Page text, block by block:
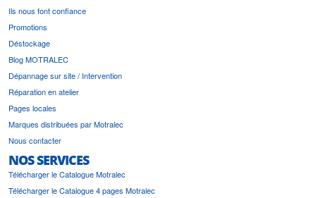
Ils nous font confiance
Promotions
Déstockage
Blog MOTRALEC
Dépannage sur site / Intervention
Réparation en atelier
Pages locales
Marques distribuées par Motralec
Nous contacter
NOS SERVICES
Télécharger le Catalogue Motralec
Télécharger le Catalogue 4 pages Motralec